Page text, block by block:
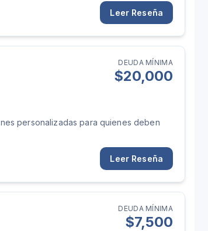
Leer Reseña
DEUDA MÍNIMA
$20,000
personalizadas para quienes deben
Leer Reseña
DEUDA MÍNIMA
$7,500